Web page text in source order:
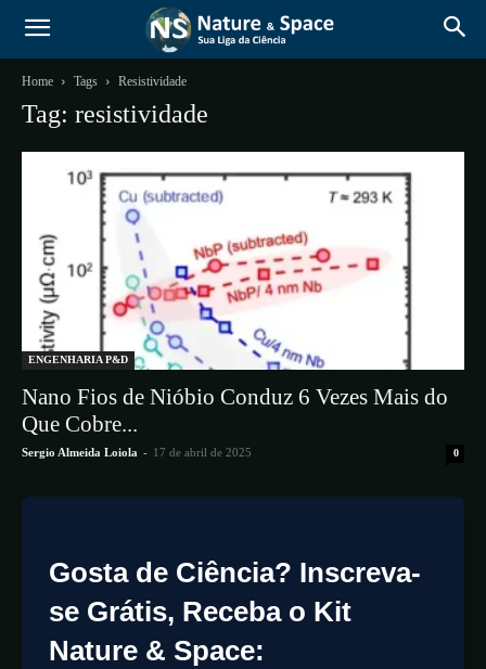
Home Tags Resistividade
Tag: resistividade
ENGENHARIA P&D
Nano Fios de Nióbio Conduz 6 Vezes Mais do
Que Cobre...
Sergio Almeida Loiola - 17 de abril de 2025 0
Gosta de Ciência? Inscreva-
se Grátis, Receba o Kit
Nature & Space: